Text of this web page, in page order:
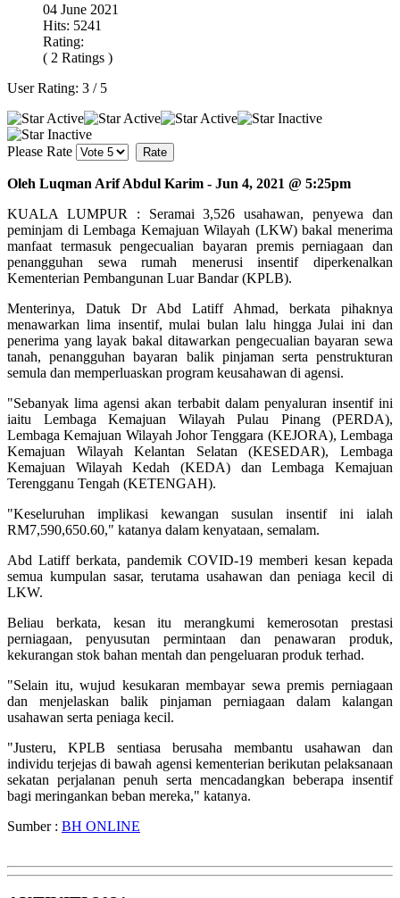
04 June 2021
Hits: 5241
Rating:
( 2 Ratings )
User Rating: 3 / 5
Please Rate
Oleh Luqman Arif Abdul Karim - Jun 4, 2021 @ 5:25pm
KUALA LUMPUR : Seramai 3,526 usahawan, penyewa dan
peminjam di Lembaga Kemajuan Wilayah (LKW) bakal menerima
manfaat termasuk pengecualian bayaran premis perniagaan dan
penangguhan sewa rumah menerusi insentif diperkenalkan
Kementerian Pembangunan Luar Bandar (KPLB).
Menterinya, Datuk Dr Abd Latiff Ahmad, berkata pihaknya
menawarkan lima insentif, mulai bulan lalu hingga Julai ini dan
penerima yang layak bakal ditawarkan pengecualian bayaran sewa
tanah, penangguhan bayaran balik pinjaman serta penstrukturan
semula dan memperluaskan program keusahawan di agensi.
"Sebanyak lima agensi akan terbabit dalam penyaluran insentif ini
iaitu Lembaga Kemajuan Wilayah Pulau Pinang (PERDA),
Lembaga Kemajuan Wilayah Johor Tenggara (KEJORA), Lembaga
Kemajuan Wilayah Kelantan Selatan (KESEDAR), Lembaga
Kemajuan Wilayah Kedah (KEDA) dan Lembaga Kemajuan
Terengganu Tengah (KETENGAH).
"Keseluruhan implikasi kewangan susulan insentif ini ialah
RM7,590,650.60," katanya dalam kenyataan, semalam.
Abd Latiff berkata, pandemik COVID-19 memberi kesan kepada
semua kumpulan sasar, terutama usahawan dan peniaga kecil di
LKW.
Beliau berkata, kesan itu merangkumi kemerosotan prestasi
perniagaan, penyusutan permintaan dan penawaran produk,
kekurangan stok bahan mentah dan pengeluaran produk terhad.
"Selain itu, wujud kesukaran membayar sewa premis perniagaan
dan menjelaskan balik pinjaman perniagaan dalam kalangan
usahawan serta peniaga kecil.
"Justeru, KPLB sentiasa berusaha membantu usahawan dan
individu terjejas di bawah agensi kementerian berikutan pelaksanaan
sekatan perjalanan penuh serta mencadangkan beberapa insentif
bagi meringankan beban mereka," katanya.
Sumber : BH ONLINE